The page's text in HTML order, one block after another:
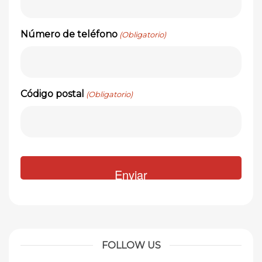
Número de teléfono (Obligatorio)
Código postal (Obligatorio)
FOLLOW US